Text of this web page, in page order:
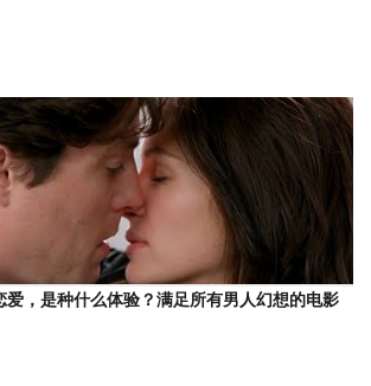
爱，是种什么体验？满足所有男人幻想的电影